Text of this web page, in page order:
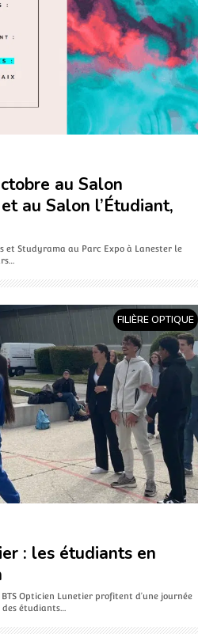
au Salon
au Salon l’Étudiant,
et Studyrama au Parc Expo à Lanester le
FILIÈRE OPTIQUE
: les étudiants en
Opticien Lunetier profitent d’une journée
étudiants…